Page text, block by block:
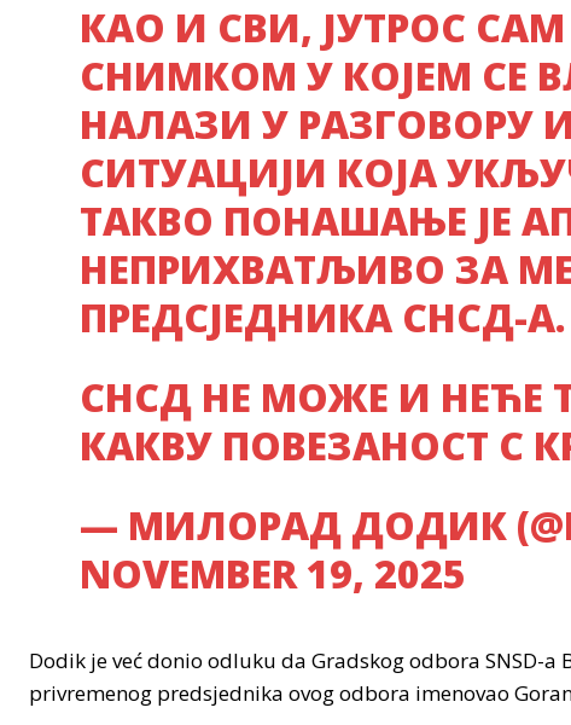
КАО И СВИ, ЈУТРОС
СНИМКОМ У КОЈЕМ СЕ
НАЛАЗИ У РАЗГОВОРУ
СИТУАЦИЈИ КОЈА
ТАКВО ПОНАШАЊЕ ЈЕ
НЕПРИХВАТЉИВО ЗА
ПРЕДСЈЕДНИКА СНСД-А.
СНСД НЕ МОЖЕ И НЕЋЕ
КАКВУ ПОВЕЗАНОСТ С
— МИЛОРАД ДОДИК
NOVEMBER 19, 2025
Dodik je već donio odluku da Gradskog odbora SNSD-
privremenog predsjednika ovog odbora imenovao